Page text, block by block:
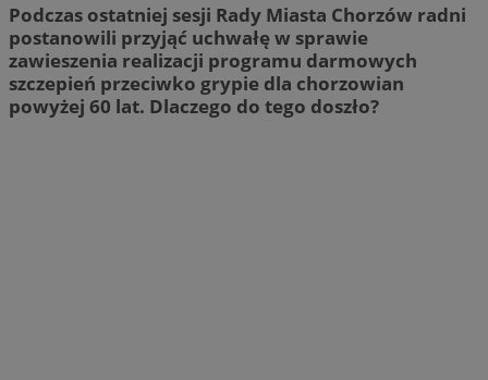
Podczas ostatniej sesji Rady Miasta Chorzów radni
postanowili przyjąć uchwałę w sprawie
zawieszenia realizacji programu darmowych
szczepień przeciwko grypie dla chorzowian
powyżej 60 lat. Dlaczego do tego doszło?